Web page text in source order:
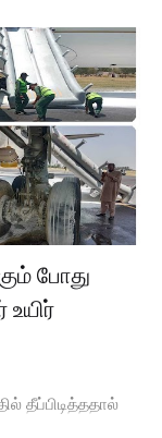
போது
உயிர்
தீப்பிடித்ததால்